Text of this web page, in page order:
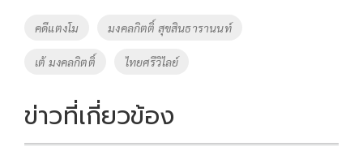
o
k
Li
n
k
Tags
คดีแตงโม มงคลกิตติ์ สุขสินธารานนท์
เต้ มงคลกิตติ์ ไทยศรีวิไลย์
ข่าวที่เกี่ยวข้อง